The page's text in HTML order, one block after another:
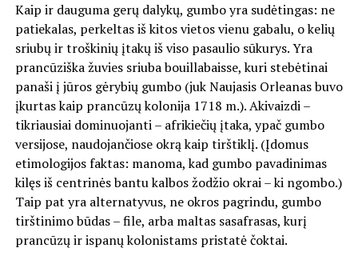
Kaip ir dauguma gerų dalykų, gumbo yra sudėtingas: ne
patiekalas, perkeltas iš kitos vietos vienu gabalu, o kelių
sriubų ir troškinių įtakų iš viso pasaulio sūkurys. Yra
prancūziška žuvies sriuba bouillabaisse, kuri stebėtinai
panaši į jūros gėrybių gumbo (juk Naujasis Orleanas buvo
įkurtas kaip prancūzų kolonija 1718 m.). Akivaizdi –
tikriausiai dominuojanti – afrikiečių įtaka, ypač gumbo
versijose, naudojančiose okrą kaip tirštiklį. (Įdomus
etimologijos faktas: manoma, kad gumbo pavadinimas
kilęs iš centrinės bantu kalbos žodžio okrai – ki ngombo.)
Taip pat yra alternatyvus, ne okros pagrindu, gumbo
tirštinimo būdas – file, arba maltas sasafrasas, kurį
prancūzų ir ispanų kolonistams pristatė čoktai.